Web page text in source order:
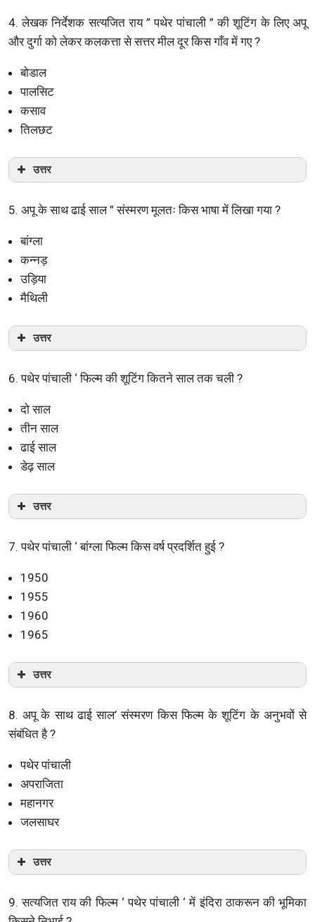
4. लेखक निर्देशक सत्यजित राय ” पथेर पांचाली ” की शूटिंग के लिए अपू
और दुर्गा को लेकर कलकत्ता से सत्तर मील दूर किस गाँव में गए ?
बोडाल
पालसिट
कसाव
तिलछट
उत्तर
5. अपू के साथ ढाई साल ” संस्मरण मूलतः किस भाषा में लिखा गया ?
बांग्ला
कन्नड़
उड़िया
मैथिली
उत्तर
6. पथेर पांचाली ‘ फिल्म की शूटिंग कितने साल तक चली ?
दो साल
तीन साल
ढाई साल
डेढ़ साल
उत्तर
7. पथेर पांचाली ‘ बांग्ला फिल्म किस वर्ष प्रदर्शित हुई ?
1950
1955
1960
1965
उत्तर
8. अपू के साथ ढाई साल’ संस्मरण किस फिल्म के शूटिंग के अनुभवों से
संबंधित है ?
पथेर पांचाली
अपराजिता
महानगर
जलसाघर
उत्तर
9. सत्यजित राय की फिल्म ‘ पथेर पांचाली ‘ में इंदिरा ठाकरून की भूमिका